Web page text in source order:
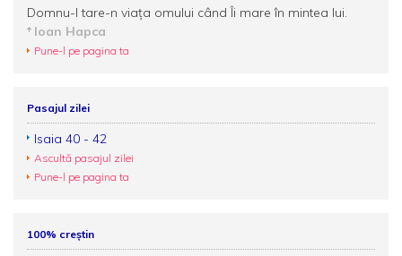
Domnu-I tare-n viața omului când Îi mare în mintea lui.
Ioan Hapca
Pune-l pe pagina ta
Pasajul zilei
Isaia 40 - 42
Ascultă pasajul zilei
Pune-l pe pagina ta
100% creștin